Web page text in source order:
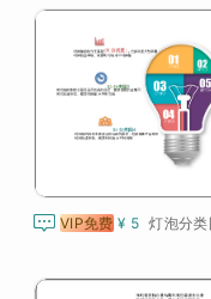
 VIP免费 ¥ 5